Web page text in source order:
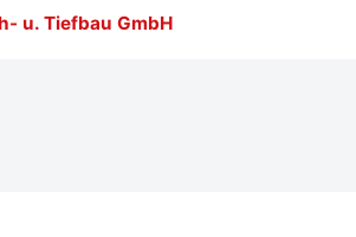
u. Tiefbau GmbH